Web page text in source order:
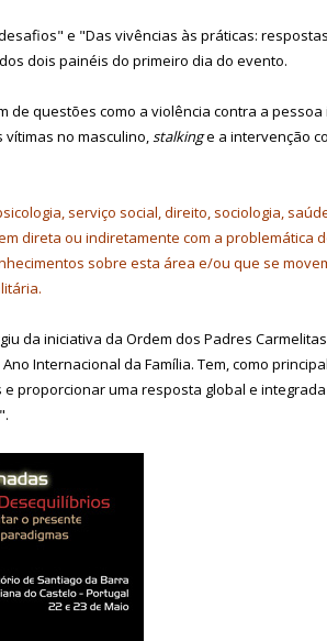
e "Das vivências às práticas:
dois painéis do primeiro dia do evento.
de questões como a violência contra a
no masculino, stalkinge a intervenção
serviço social, direito, sociologia,
direta ou indiretamente com a problemática
sobre esta área e/ou que se
da iniciativa da Ordem dos Padres
Internacional da Família. Tem, como
proporcionar uma resposta global e